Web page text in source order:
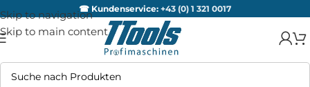
Skip to navigation
Skip to main content
☎ Kundenservice: +43 (0) 1 321 0017